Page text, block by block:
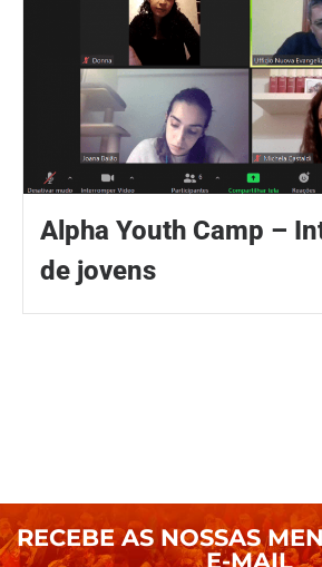
Alpha Youth Camp –
de jovens
RECEBE AS NOSSAS
E-MAIL